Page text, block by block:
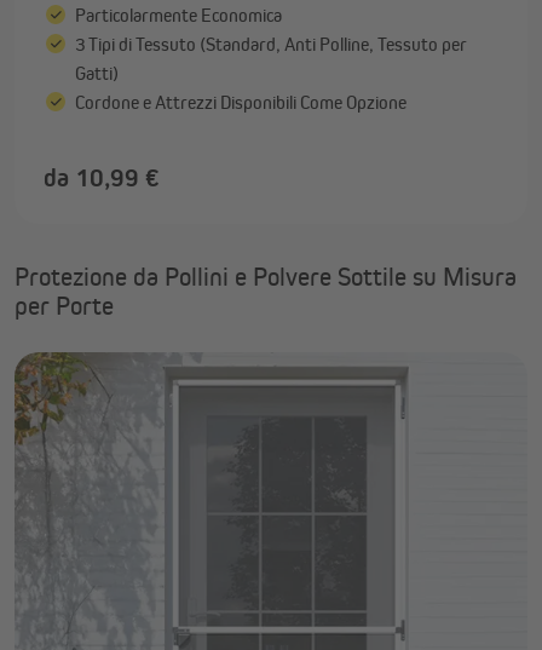
Particolarmente Economica
3 Tipi di Tessuto (Standard, Anti Polline, Tessuto per
Gatti)
Cordone e Attrezzi Disponibili Come Opzione
da 10,99 €
Protezione da Pollini e Polvere Sottile su Misura
per Porte